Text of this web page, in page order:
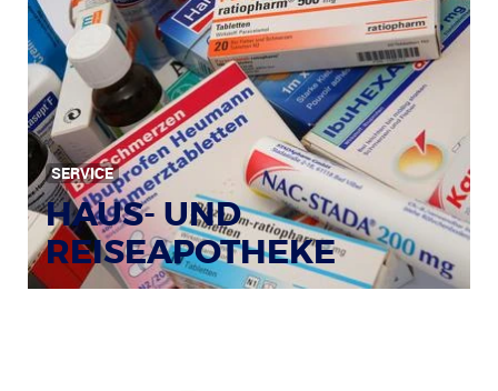
SERVICE
HAUS- UND
REISEAPOTHEKE